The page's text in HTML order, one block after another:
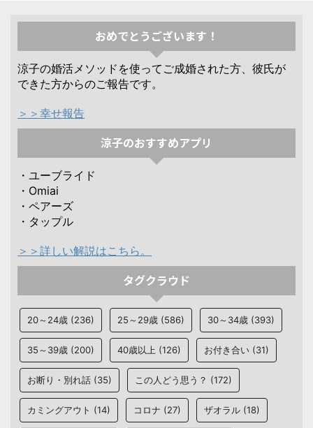
おめでとうございます！
涼子の婚活メソッドを使ってご成婚された方、彼氏が
できた方からのご報告です。
＞＞幸せ報告
涼子のおすすめアプリ
・ユーブライド
・Omiai
・ペアーズ
・タップル
＞＞詳しい解説はこちら。
タグクラウド
20～24歳 (236) 25～29歳 (586) 30～34歳 (393)
35～39歳 (200) 40歳以上 (126) お付き合い (31)
お断り・別れ話 (35) この人どう思う？ (172)
カミングアウト (14) コロナ (27) ザオラル (18)